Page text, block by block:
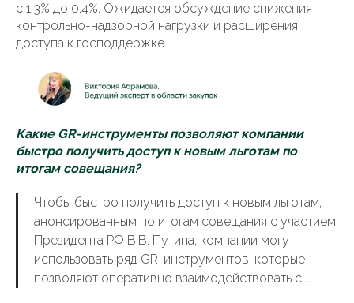
с 1,3% до 0,4%. Ожидается обсуждение снижения
контрольно-надзорной нагрузки и расширения
доступа к господдержке.
Какие GR-инструменты позволяют компании
быстро получить доступ к новым льготам по
итогам совещания?
Чтобы быстро получить доступ к новым льготам,
анонсированным по итогам совещания с участием
Президента РФ В.В. Путина, компании могут
использовать ряд GR-инструментов, которые
позволяют оперативно взаимодействовать с....